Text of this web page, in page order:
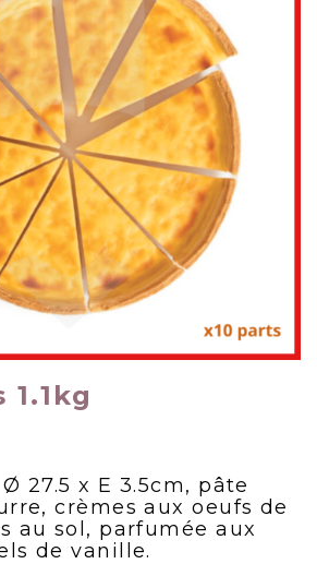
1.1kg
27.5 x E 3.5cm, pâte
crèmes aux oeufs de
au sol, parfumée aux
de vanille.